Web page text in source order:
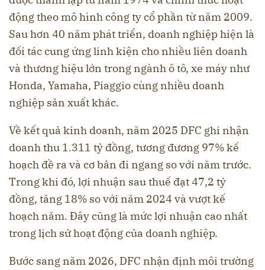
động theo mô hình công ty cổ phần từ năm 2009.
Sau hơn 40 năm phát triển, doanh nghiệp hiện là
đối tác cung ứng linh kiện cho nhiều liên doanh
và thương hiệu lớn trong ngành ô tô, xe máy như
Honda, Yamaha, Piaggio cùng nhiều doanh
nghiệp sản xuất khác.
Về kết quả kinh doanh, năm 2025 DFC ghi nhận
doanh thu 1.311 tỷ đồng, tương đương 97% kế
hoạch đề ra và cơ bản đi ngang so với năm trước.
Trong khi đó, lợi nhuận sau thuế đạt 47,2 tỷ
đồng, tăng 18% so với năm 2024 và vượt kế
hoạch năm. Đây cũng là mức lợi nhuận cao nhất
trong lịch sử hoạt động của doanh nghiệp.
Bước sang năm 2026, DFC nhận định môi trường